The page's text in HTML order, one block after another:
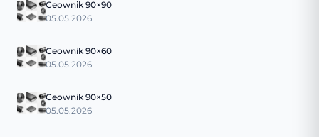
Ceownik 90×90
05.05.2026
Ceownik 90×60
05.05.2026
Ceownik 90×50
05.05.2026